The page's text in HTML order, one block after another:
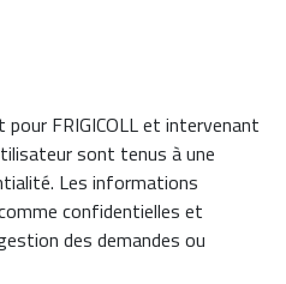
FRIGICOLL et intervenant
sont tenus à une
Les informations
confidentielles et
des demandes ou